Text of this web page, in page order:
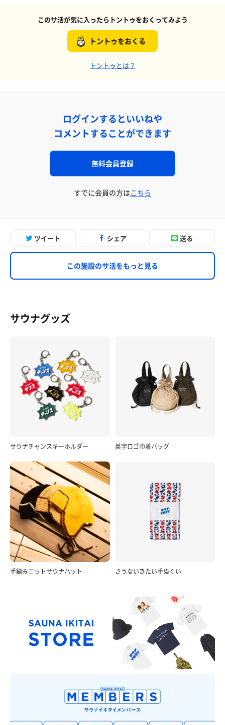
このサ活が気に入ったらトントゥをおくってみよう
トントゥをおくる
トントゥとは？
ログインするといいねや
コメントすることができます
無料会員登録
すでに会員の方はこちら
ツイート シェア 送る
この施設のサ活をもっと見る
サウナグッズ
サウナチャンスキーホルダー 英字ロゴ巾着バッグ
手編みニットサウナハット さうないきたい手ぬぐい